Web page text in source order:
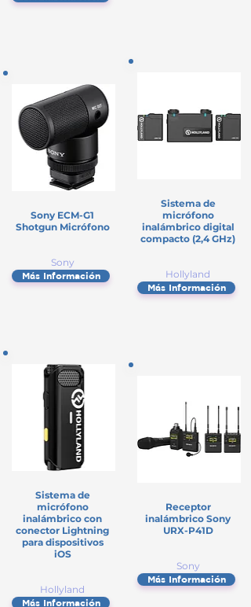
Sony ECM-G1
Shotgun Micrófono
Sony
Más Información
Sistema de
micrófono
inalámbrico con
conector Lightning
para dispositivos
iOS
Hollyland
Más Información
Sistema de
micrófono
inalámbrico digital
compacto (2,4 GHz)
Hollyland
Más Información
Receptor
inalámbrico Sony
URX-P41D
Sony
Más Información